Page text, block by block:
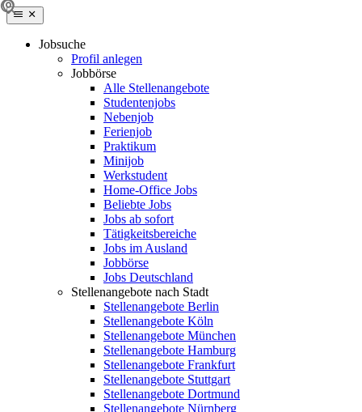
Jobsuche
Profil anlegen
Jobbörse
Alle Stellenangebote
Studentenjobs
Nebenjob
Ferienjob
Praktikum
Minijob
Werkstudent
Home-Office Jobs
Beliebte Jobs
Jobs ab sofort
Tätigkeitsbereiche
Jobs im Ausland
Jobbörse
Jobs Deutschland
Stellenangebote nach Stadt
Stellenangebote Berlin
Stellenangebote Köln
Stellenangebote München
Stellenangebote Hamburg
Stellenangebote Frankfurt
Stellenangebote Stuttgart
Stellenangebote Dortmund
Stellenangebote Nürnberg